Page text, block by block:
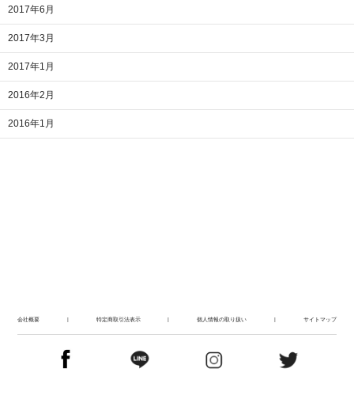
2017年6月
2017年3月
2017年1月
2016年2月
2016年1月
会社概要 特定商取引法表示 個人情報の取り扱い サイトマップ